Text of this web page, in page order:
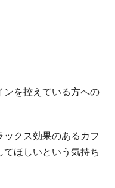
を控えている方への
クス効果のあるカフ
ほしいという気持ち